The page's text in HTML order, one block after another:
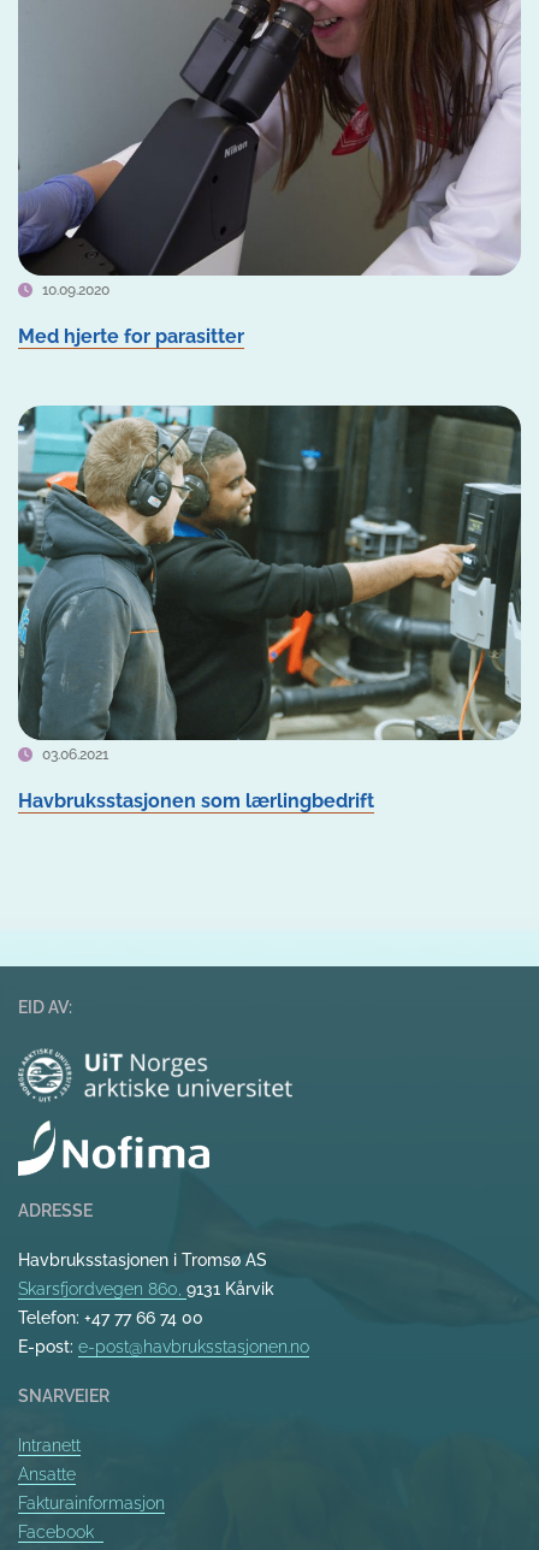
10.09.2020
Med hjerte for parasitter
03.06.2021
Havbruksstasjonen som lærlingbedrift
EID AV:
ADRESSE
Havbruksstasjonen i Tromsø AS
Skarsfjordvegen 860, 9131 Kårvik
Telefon: +47 77 66 74 00
E-post: e-post@havbruksstasjonen.no
SNARVEIER
Intranett
Ansatte
Fakturainformasjon
Facebook